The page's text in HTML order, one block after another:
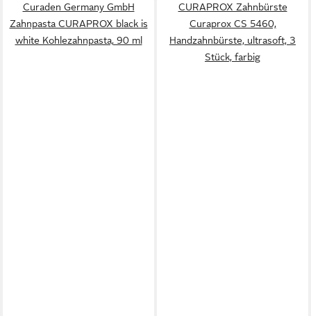
Curaden Germany GmbH
Zahnpasta CURAPROX black is
white Kohlezahnpasta, 90 ml
CURAPROX Zahnbürste
Curaprox CS 5460,
Handzahnbürste, ultrasoft, 3
Stück, farbig